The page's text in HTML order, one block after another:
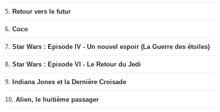
5. Retour vers le futur
6. Coco
7. Star Wars : Episode IV - Un nouvel espoir (La Guerre des étoiles)
8. Star Wars : Episode VI - Le Retour du Jedi
9. Indiana Jones et la Dernière Croisade
10. Alien, le huitième passager